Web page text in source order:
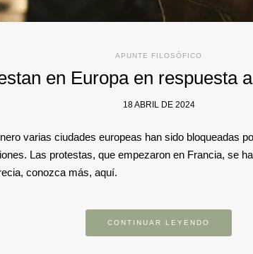
APUNTE FILOSÓFICO
en Europa en respuesta
18 ABRIL DE 2024
varias ciudades europeas han sido bloqueadas
Las protestas, que empezaron en Francia, se
conozca más, aquí.
CONTINUAR LEYENDO